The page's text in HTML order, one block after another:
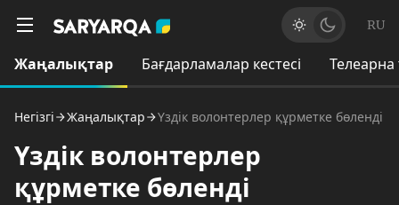
RU
Жаңалықтар Бағдарламалар кестесі
Негізгі Жаңалықтар Үздік волонтерлер құрметке бөленді
Үздік волонтерлер
құрметке бөленді